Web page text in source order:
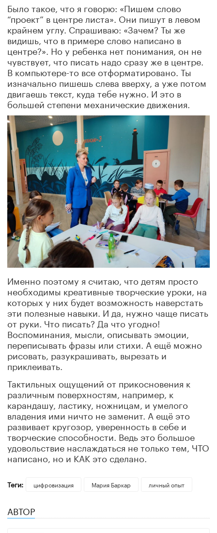
Было такое, что я говорю: «Пишем слово
“проект” в центре листа». Они пишут в левом
крайнем углу. Спрашиваю: «Зачем? Ты же
видишь, что в примере слово написано в
центре?». Но у ребенка нет понимания, он не
чувствует, что писать надо сразу же в центре.
В компьютере-то все отформатировано. Ты
изначально пишешь слева вверху, а уже потом
двигаешь текст, куда тебе нужно. И это в
большей степени механические движения.
Именно поэтому я считаю, что детям просто
необходимы креативные творческие уроки, на
которых у них будет возможность наверстать
эти полезные навыки. И да, нужно чаще писать
от руки. Что писать? Да что угодно!
Воспоминания, мысли, описывать эмоции,
переписывать фразы или стихи. А ещё можно
рисовать, разукрашивать, вырезать и
приклеивать.
Тактильных ощущений от прикосновения к
различным поверхностям, например, к
карандашу, ластику, ножницам, и умелого
владения ими ничто не заменит. А ещё это
развивает кругозор, уверенность в себе и
творческие способности. Ведь это большое
удовольствие наслаждаться не только тем, ЧТО
написано, но и КАК это сделано.
Теги: цифровизация Мария Баркар личный опыт
АВТОР